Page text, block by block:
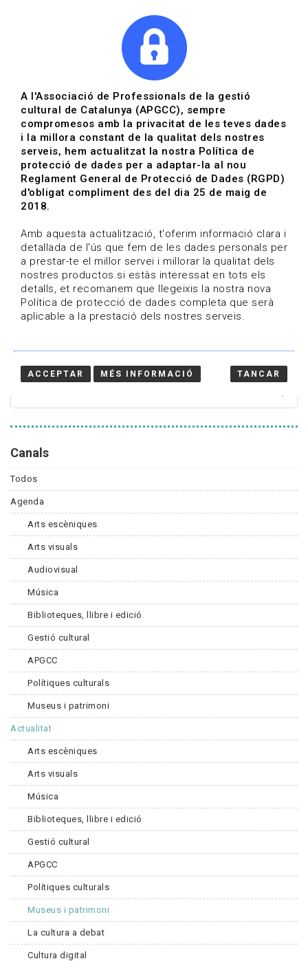
Actualitza't
Vols estar al dia?
HOME / BLOG
Estigues al dia
Convocatòries, activitats i notícies del sector de la
cultura.
Canals
Todos
Agenda
Arts escèniques
Arts visuals
Audiovisual
Música
Biblioteques, llibre i edició
Gestió cultural
APGCC
Polítiques culturals
Museus i patrimoni
Actualitat
Arts escèniques
Arts visuals
Música
Biblioteques, llibre i edició
Gestió cultural
APGCC
Polítiques culturals
Museus i patrimoni
La cultura a debat
Cultura digital
A l'Associació de Professionals de la gestió
cultural de Catalunya (APGCC), sempre
compromesos amb la privacitat de les teves dades
i la millora constant de la qualitat dels nostres
serveis, hem actualitzat la nostra Política de
protecció de dades per a adaptar-la al nou
Reglament General de Protecció de Dades (RGPD)
d'obligat compliment des del dia 25 de maig de
2018.
Amb aquesta actualització, t'oferim informació clara i
detallada de l'ús que fem de les dades personals per
a prestar-te el millor servei i millorar la qualitat dels
nostres productos.si estàs interessat en tots els
detalls, et recomanem que llegeixis la nostra nova
Política de protecció de dades completa que serà
aplicable a la prestació dels nostres serveis.
ACCEPTAR MÉS INFORMACIÓ TANCAR